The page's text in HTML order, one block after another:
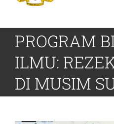
PROGRAM
ILMU:
DI MUSIM